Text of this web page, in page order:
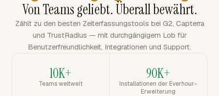
Von Teams geliebt. Überall bewährt.
Zählt zu den besten Zeiterfassungstools bei G2, Capterra
und TrustRadius — mit durchgängigem Lob für
Benutzerfreundlichkeit, Integrationen und Support.
10K+
Teams weltweit
90K+
Installationen der Everhour-
Erweiterung